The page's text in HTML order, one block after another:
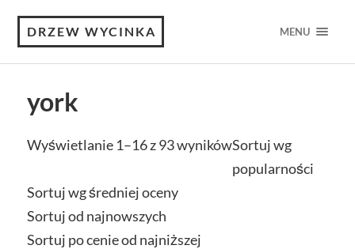
DRZEW WYCINKA MENU
york
Wyświetlanie 1–16 z 93 wynikówSortuj wg
popularności
Sortuj wg średniej oceny
Sortuj od najnowszych
Sortuj po cenie od najniższej